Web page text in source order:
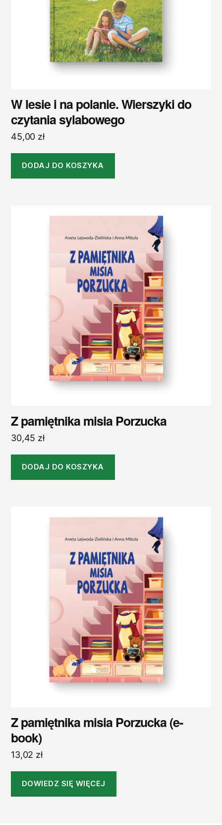
W lesie i na polanie. Wierszyki do
czytania sylabowego
45,00 zł
DODAJ DO KOSZYKA
Z pamiętnika misia Porzucka
30,45 zł
DODAJ DO KOSZYKA
Z pamiętnika misia Porzucka (e-
book)
13,02 zł
DOWIEDZ SIĘ WIĘCEJ